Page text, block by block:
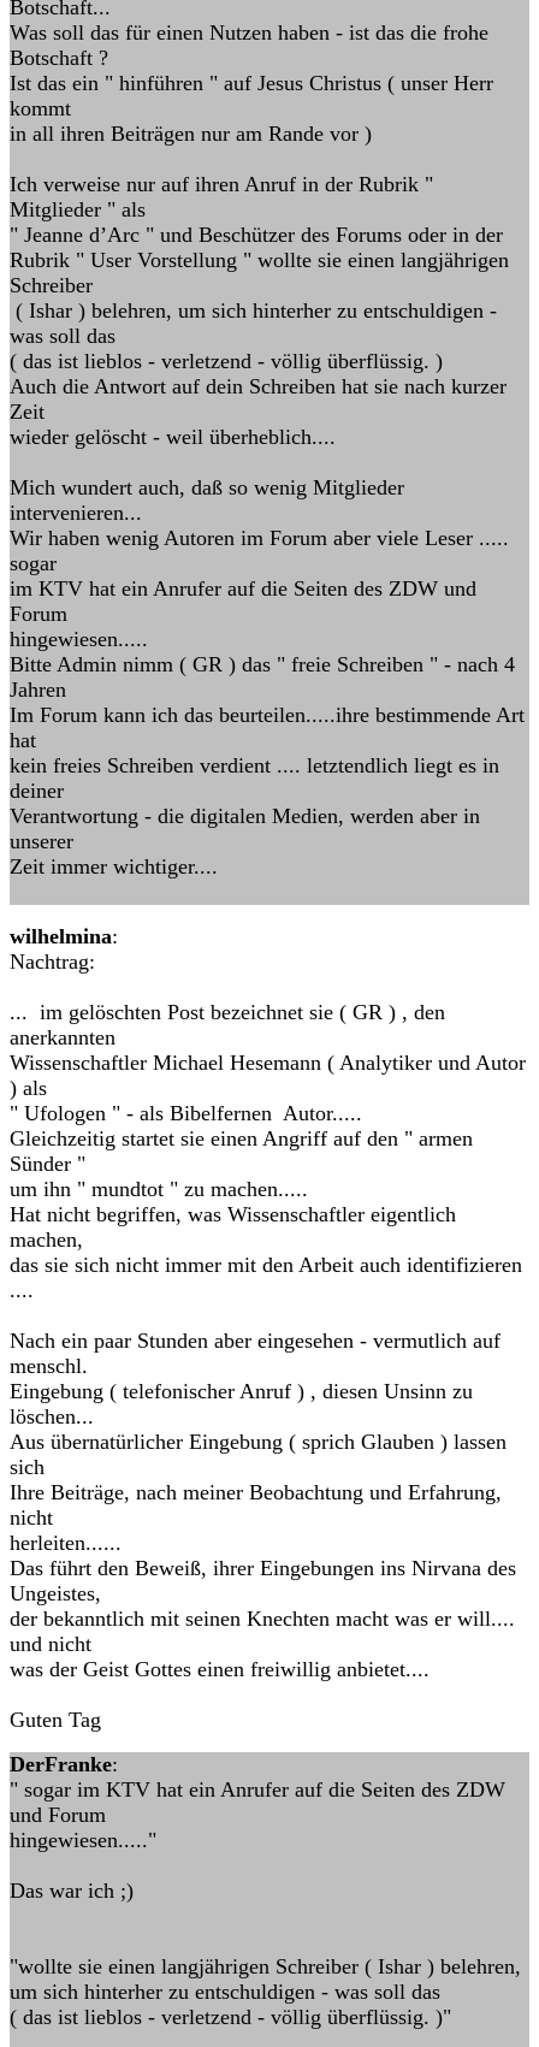
Botschaft...
Was soll das für einen Nutzen haben - ist das die frohe
Botschaft ?
Ist das ein " hinführen " auf Jesus Christus ( unser Herr
kommt
in all ihren Beiträgen nur am Rande vor )
Ich verweise nur auf ihren Anruf in der Rubrik "
Mitglieder " als
" Jeanne d’Arc " und Beschützer des Forums oder in der
Rubrik " User Vorstellung " wollte sie einen langjährigen
Schreiber
( Ishar ) belehren, um sich hinterher zu entschuldigen -
was soll das
( das ist lieblos - verletzend - völlig überflüssig. )
Auch die Antwort auf dein Schreiben hat sie nach kurzer
Zeit
wieder gelöscht - weil überheblich....
Mich wundert auch, daß so wenig Mitglieder
intervenieren...
Wir haben wenig Autoren im Forum aber viele Leser .....
sogar
im KTV hat ein Anrufer auf die Seiten des ZDW und
Forum
hingewiesen.....
Bitte Admin nimm ( GR ) das " freie Schreiben " - nach 4
Jahren
Im Forum kann ich das beurteilen.....ihre bestimmende Art
hat
kein freies Schreiben verdient .... letztendlich liegt es in
deiner
Verantwortung - die digitalen Medien, werden aber in
unserer
Zeit immer wichtiger....
wilhelmina:
Nachtrag:
... im gelöschten Post bezeichnet sie ( GR ) , den
anerkannten
Wissenschaftler Michael Hesemann ( Analytiker und Autor
) als
" Ufologen " - als Bibelfernen Autor.....
Gleichzeitig startet sie einen Angriff auf den " armen
Sünder "
um ihn " mundtot " zu machen.....
Hat nicht begriffen, was Wissenschaftler eigentlich
machen,
das sie sich nicht immer mit den Arbeit auch identifizieren
....
Nach ein paar Stunden aber eingesehen - vermutlich auf
menschl.
Eingebung ( telefonischer Anruf ) , diesen Unsinn zu
löschen...
Aus übernatürlicher Eingebung ( sprich Glauben ) lassen
sich
Ihre Beiträge, nach meiner Beobachtung und Erfahrung,
nicht
herleiten......
Das führt den Beweiß, ihrer Eingebungen ins Nirvana des
Ungeistes,
der bekanntlich mit seinen Knechten macht was er will....
und nicht
was der Geist Gottes einen freiwillig anbietet....
Guten Tag
DerFranke:
" sogar im KTV hat ein Anrufer auf die Seiten des ZDW
und Forum
hingewiesen....."
Das war ich ;)
"wollte sie einen langjährigen Schreiber ( Ishar ) belehren,
um sich hinterher zu entschuldigen - was soll das
( das ist lieblos - verletzend - völlig überflüssig. )"